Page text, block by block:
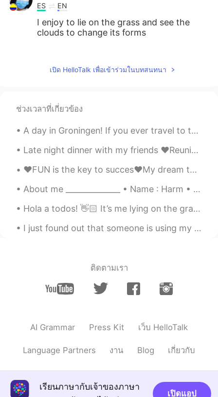
ES EN
I enjoy to lie on the grass and see the
clouds to change its forms
Itzel
the sky😃
Marco 2021.08.17 20:17
เปิด HelloTalk เพื่อเข้าร่วมในบทสนทนา
ช่วงเวลาที่เกี่ยวข้อง
A day in Groningen! If you ever travel to the Netherlands I highly recommend visiting the city G...
Late night dinner with my friends ❤️Reunion ❤️Turkish food❤️ Amsterdam west vs south❤️ Wednesday...
❤️FUN is the key to succes❤️My dream team❤️love my job❤️ dinner & drinks & candy’s after work ❤️🤣...
About me ______________ • Name : Harm • Age : 19 • Where are you from : the Netherlands (Holla...
Hola a todos! 👋🏻 It’s me lying on the grass, now I’m home drinking some hot tea 🍵 Do you like...
I just found out that someone is using my photo's and is pretending to be me just so he can scam ...
ติดตามเรา
AI Grammar Press Kit เว็บ HelloTalk
Language Partners งาน Blog เกี่ยวกับ
เรียนภาษากับเจ้าของภาษา
เปิดแอป